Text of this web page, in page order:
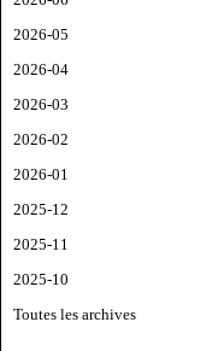
2026-05
2026-04
2026-03
2026-02
2026-01
2025-12
2025-11
2025-10
Toutes les archives